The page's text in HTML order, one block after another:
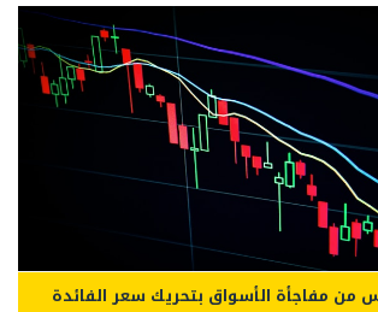
من مفاجأة الأسواق بتحريك سعر الفائدة